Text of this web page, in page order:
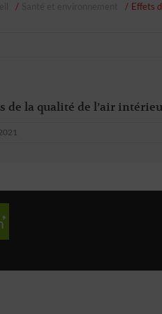
Effets
de la qualité de l’air